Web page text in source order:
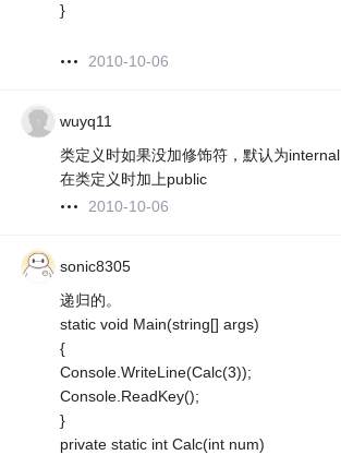
}
2010-10-06
wuyq11
类定义时如果没加修饰符，默认为internal
在类定义时加上public
2010-10-06
sonic8305
递归的。
static void Main(string[] args)
{
Console.WriteLine(Calc(3));
Console.ReadKey();
}
private static int Calc(int num)